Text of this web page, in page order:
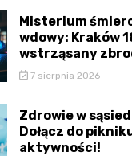
Misterium
wdowy: Kraków
wstrząsany
7 sierpnia 2026
Zdrowie w
Dołącz do
aktywności!